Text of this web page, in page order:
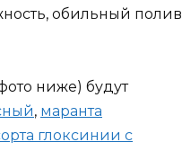
обильный полив
ниже) будут
, маранта
глоксинии с